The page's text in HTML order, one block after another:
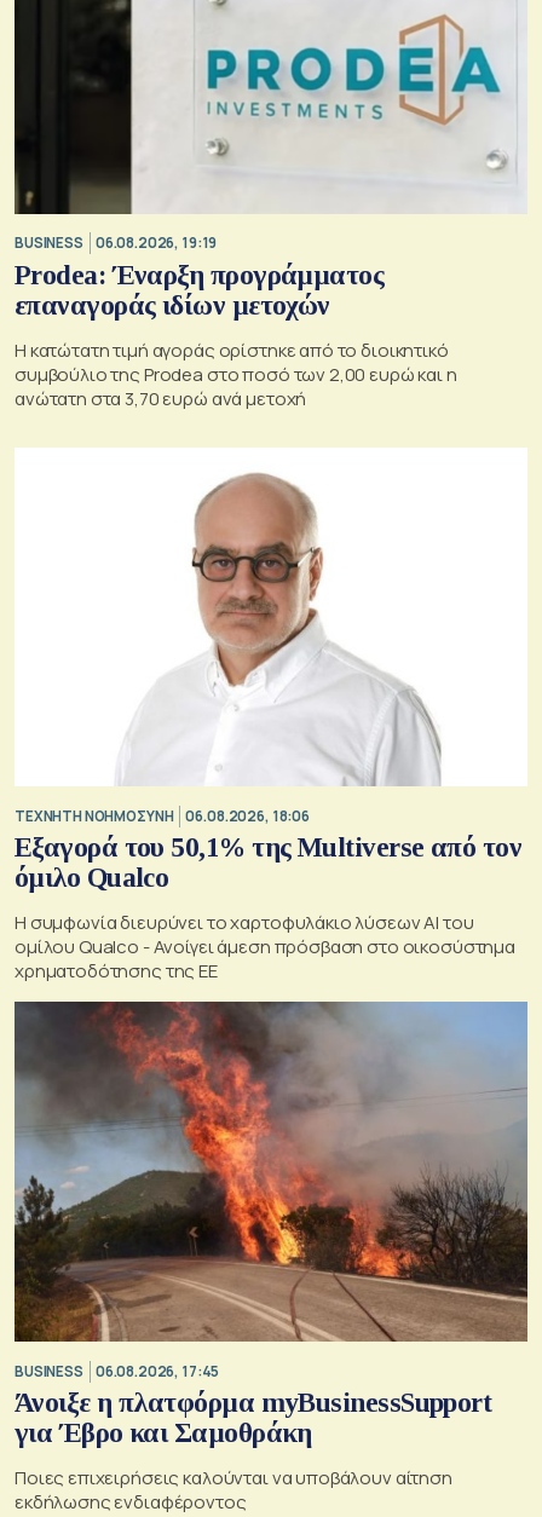
BUSINESS 06.08.2026, 19:19
Prodea: Έναρξη προγράμματος
επαναγοράς ιδίων μετοχών
Η κατώτατη τιμή αγοράς ορίστηκε από το διοικητικό
συμβούλιο της Prodea στο ποσό των 2,00 ευρώ και η
ανώτατη στα 3,70 ευρώ ανά μετοχή
TΕΧΝΗΤΗ ΝΟΗΜΟΣΥΝΗ 06.08.2026, 18:06
Εξαγορά του 50,1% της Multiverse από τον
όμιλο Qualco
Η συμφωνία διευρύνει το χαρτοφυλάκιο λύσεων ΑΙ του
ομίλου Qualco - Ανοίγει άμεση πρόσβαση στο οικοσύστημα
χρηματοδότησης της ΕΕ
BUSINESS 06.08.2026, 17:45
Άνοιξε η πλατφόρμα myBusinessSupport
για Έβρο και Σαμοθράκη
Ποιες επιχειρήσεις καλούνται να υποβάλουν αίτηση
εκδήλωσης ενδιαφέροντος